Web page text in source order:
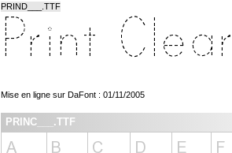
PRIND___.TTF
Mise en ligne sur DaFont : 01/11/2005
PRINC___.TTF